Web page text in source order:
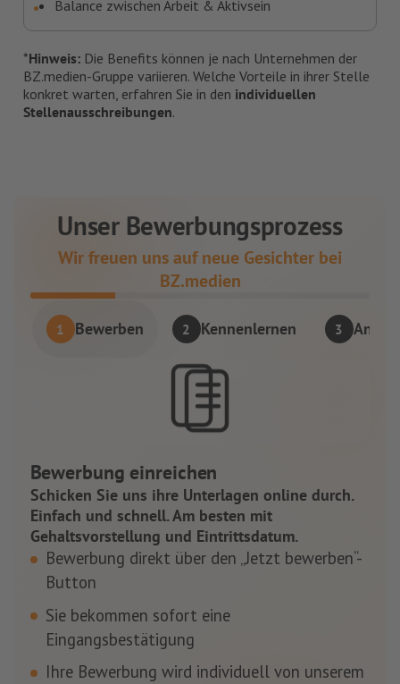
Balance zwischen Arbeit & Aktivsein
*Hinweis: Die Benefits können je nach Unternehmen der
BZ.medien-Gruppe variieren. Welche Vorteile in ihrer Stelle
konkret warten, erfahren Sie in den individuellen
Stellenausschreibungen.
Unser Bewerbungsprozess
Wir freuen uns auf neue Gesichter bei
BZ.medien
1 Bewerben 2 Kennenlernen 3
Bewerbung einreichen
Schicken Sie uns ihre Unterlagen online durch.
Einfach und schnell. Am besten mit
Gehaltsvorstellung und Eintrittsdatum.
Bewerbung direkt über den „Jetzt bewerben“-
Button
Sie bekommen sofort eine
Eingangsbestätigung
Ihre Bewerbung wird individuell von unserem